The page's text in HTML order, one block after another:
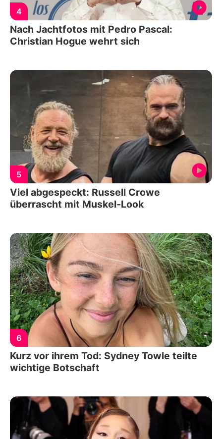
4
Nach Jachtfotos mit Pedro Pascal:
Christian Hogue wehrt sich
5
Viel abgespeckt: Russell Crowe
überrascht mit Muskel-Look
6
Kurz vor ihrem Tod: Sydney Towle teilte
wichtige Botschaft